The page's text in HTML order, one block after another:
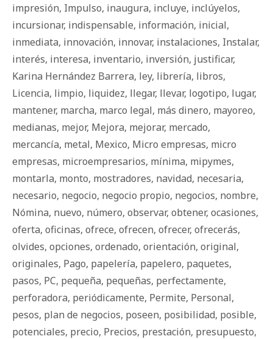
impresión, Impulso, inaugura, incluye, inclúyelos,
incursionar, indispensable, información, inicial,
inmediata, innovación, innovar, instalaciones, Instalar,
interés, interesa, inventario, inversión, justificar,
Karina Hernández Barrera, ley, librería, libros,
Licencia, limpio, liquidez, llegar, llevar, logotipo, lugar,
mantener, marcha, marco legal, más dinero, mayoreo,
medianas, mejor, Mejora, mejorar, mercado,
mercancía, metal, Mexico, Micro empresas, micro
empresas, microempresarios, mínima, mipymes,
montarla, monto, mostradores, navidad, necesaria,
necesario, negocio, negocio propio, negocios, nombre,
Nómina, nuevo, número, observar, obtener, ocasiones,
oferta, oficinas, ofrece, ofrecen, ofrecer, ofrecerás,
olvides, opciones, ordenado, orientación, original,
originales, Pago, papelería, papelero, paquetes,
pasos, PC, pequeña, pequeñas, perfectamente,
perforadora, periódicamente, Permite, Personal,
pesos, plan de negocios, poseen, posibilidad, posible,
potenciales, precio, Precios, prestación, presupuesto,